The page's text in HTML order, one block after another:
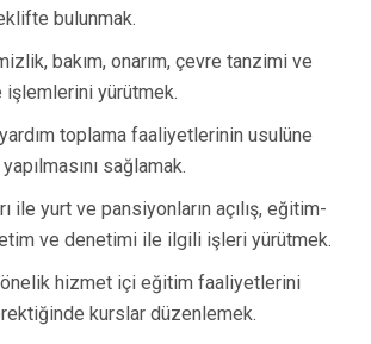
bulunmak.
bakım, onarım, çevre tanzimi ve
yürütmek.
toplama faaliyetlerinin usulüne
sağlamak.
ile yurt ve pansiyonların açılış, eğitim-
ve denetimi ile ilgili işleri yürütmek.
hizmet içi eğitim faaliyetlerini
kurslar düzenlemek.